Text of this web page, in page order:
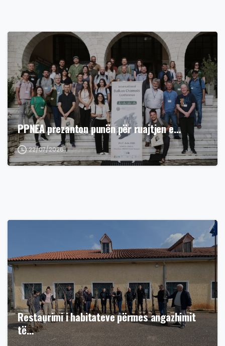
PPNEA prezanton punën për ruajtjen e…
22/07/2026
Restaurimi i habitateve përmes angazhimit
të…